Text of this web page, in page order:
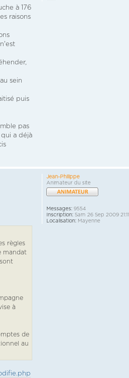
à 176
raisons
sein
puis
pas
a déjà
règles
mandat
à
de
au
Jean-Philippe
Animateur du site
Messages: 9554
Inscription: Sam 26 Sep 2009 21:11
Localisation: Mayenne